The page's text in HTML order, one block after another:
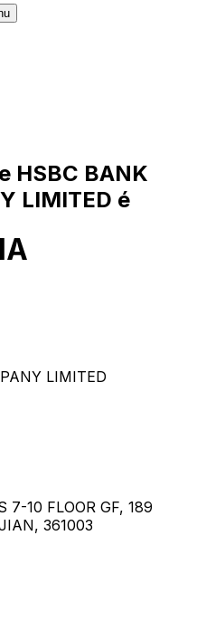
HSBC BANK
LIMITED é
LIMITED
7-10 FLOOR GF, 189
361003